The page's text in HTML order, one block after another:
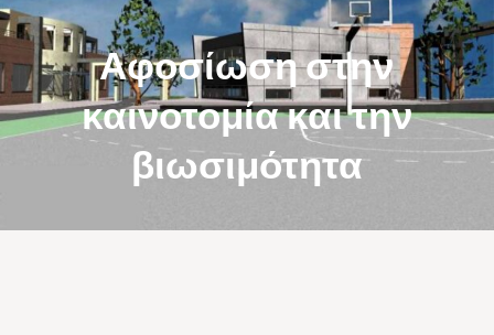
Αφοσίωση στην
καινοτομία και την
βιωσιμότητα